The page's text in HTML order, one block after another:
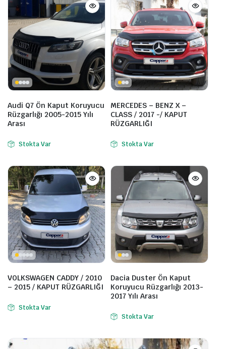
Audi Q7 Ön Kaput Koruyucu
Rüzgarlığı 2005-2015 Yılı
Arası
Stokta Var
MERCEDES – BENZ X –
CLASS / 2017 -/ KAPUT
RÜZGARLIĞI
Stokta Var
VOLKSWAGEN CADDY / 2010
– 2015 / KAPUT RÜZGARLIĞI
Stokta Var
Dacia Duster Ön Kaput
Koruyucu Rüzgarlığı 2013-
2017 Yılı Arası
Stokta Var